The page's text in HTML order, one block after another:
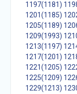
1197(1181)
1201(1185)
1205(1189)
1209(1993)
1213(1197)
1217(1201)
1221(1205)
1225(1209)
1229(1213)